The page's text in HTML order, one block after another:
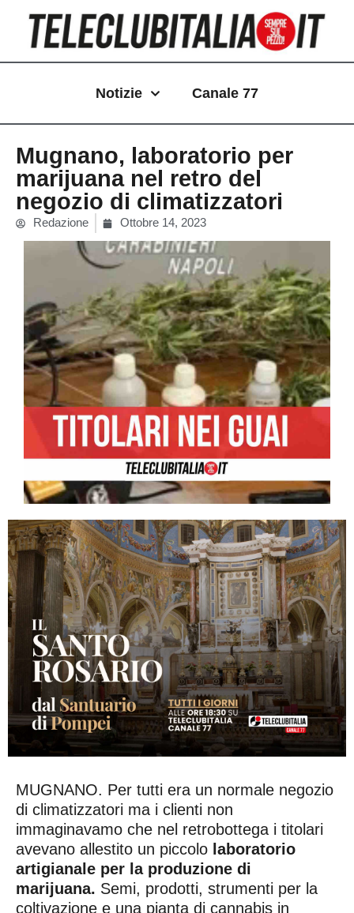
contenuto
Notizie Canale 77
Mugnano, laboratorio per
marijuana nel retro del
negozio di climatizzatori
Redazione Ottobre 14, 2023
MUGNANO. Per tutti era un normale negozio
di climatizzatori ma i clienti non
immaginavamo che nel retrobottega i titolari
avevano allestito un piccolo laboratorio
artigianale per la produzione di
marijuana. Semi, prodotti, strumenti per la
coltivazione e una pianta di cannabis in